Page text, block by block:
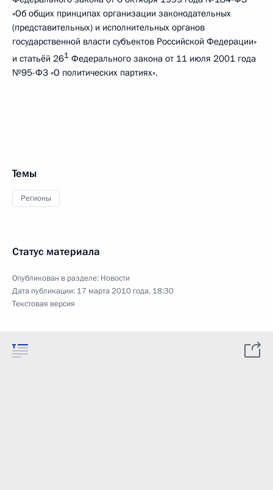
«Об общих принципах организации законодательных
(представительных) и исполнительных органов
государственной власти субъектов Российской Федерации»
и статьёй 261 Федерального закона от 11 июля 2001 года
№95-ФЗ «О политических партиях».
Темы
Регионы
Статус материала
Опубликован в разделе: Новости
Дата публикации: 17 марта 2010 года, 18:30
Текстовая версия